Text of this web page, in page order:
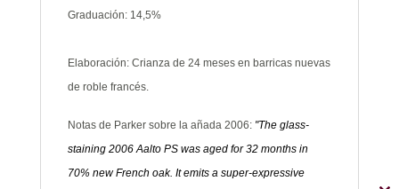
Graduación: 14,5%
Elaboración: Crianza de 24 meses en barricas nuevas
de roble francés.
Notas de Parker sobre la añada 2006: "The glass-
staining 2006 Aalto PS was aged for 32 months in
70% new French oak. It emits a super-expressive